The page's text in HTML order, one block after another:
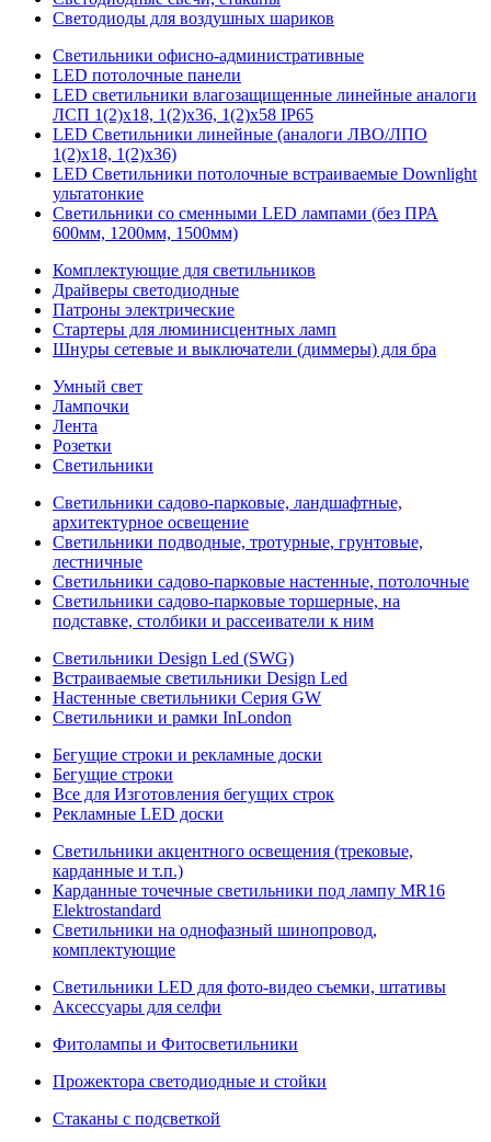
Светодиоды для воздушных шариков
Светильники офисно-административные
LED потолочные панели
LED светильники влагозащищенные линейные аналоги
ЛСП 1(2)х18, 1(2)х36, 1(2)х58 IP65
LED Светильники линейные (аналоги ЛВО/ЛПО
1(2)х18, 1(2)х36)
LED Светильники потолочные встраиваемые Downlight
ультатонкие
Светильники со сменными LED лампами (без ПРА
600мм, 1200мм, 1500мм)
Комплектующие для светильников
Драйверы светодиодные
Патроны электрические
Стартеры для люминисцентных ламп
Шнуры сетевые и выключатели (диммеры) для бра
Умный свет
Лампочки
Лента
Розетки
Светильники
Светильники садово-парковые, ландшафтные,
архитектурное освещение
Светильники подводные, тротурные, грунтовые,
лестничные
Светильники садово-парковые настенные, потолочные
Светильники садово-парковые торшерные, на
подставке, столбики и рассеиватели к ним
Светильники Design Led (SWG)
Встраиваемые светильники Design Led
Настенные светильники Серия GW
Светильники и рамки InLondon
Бегущие строки и рекламные доски
Бегущие строки
Все для Изготовления бегущих строк
Рекламные LED доски
Светильники акцентного освещения (трековые,
карданные и т.п.)
Карданные точечные светильники под лампу MR16
Elektrostandard
Светильники на однофазный шинопровод,
комплектующие
Светильники LED для фото-видео съемки, штативы
Аксессуары для селфи
Фитолампы и Фитосветильники
Прожектора светодиодные и стойки
Стаканы с подсветкой